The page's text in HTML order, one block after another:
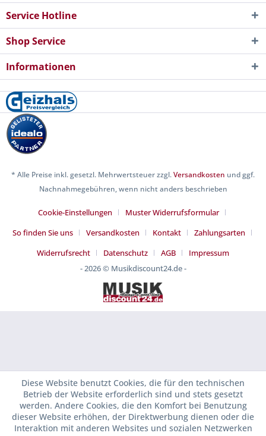
Service Hotline
Shop Service
Informationen
* Alle Preise inkl. gesetzl. Mehrwertsteuer zzgl.Versandkosten und ggf.
Nachnahmegebühren, wenn nicht anders beschrieben
Cookie-Einstellungen
Muster Widerrufsformular
So finden Sie uns
Versandkosten Kontakt
Zahlungsarten
Widerrufsrecht
Datenschutz AGB
Impressum
- 2026 © Musikdiscount24.de -
Diese Website benutzt Cookies, die für den technischen
Betrieb der Website erforderlich sind und stets gesetzt
werden. Andere Cookies, die den Komfort bei Benutzung
dieser Website erhöhen, der Direktwerbung dienen oder die
Interaktion mit anderen Websites und sozialen Netzwerken